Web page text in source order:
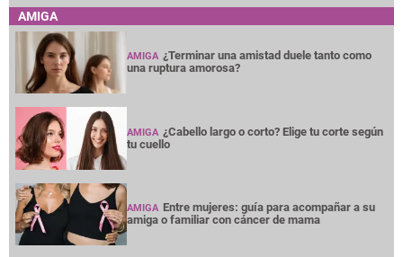
AMIGA
AMIGA ¿Terminar una amistad duele tanto como
una ruptura amorosa?
AMIGA ¿Cabello largo o corto? Elige tu corte según
tu cuello
AMIGA Entre mujeres: guía para acompañar a su
amiga o familiar con cáncer de mama